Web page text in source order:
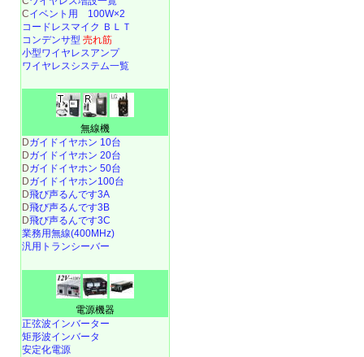
Cイベント用 100W×2
コードレスマイク ＢＬＴ
コンデンサ型 売れ筋
小型ワイヤレスアンプ
ワイヤレスシステム一覧
無線機
Dガイドイヤホン 10台
Dガイドイヤホン 20台
Dガイドイヤホン 50台
Dガイドイヤホン100台
D飛び声るんです3A
D飛び声るんです3B
D飛び声るんです3C
業務用無線(400MHz)
汎用トランシーバー
電源機器
正弦波インバーター
矩形波インバータ
安定化電源